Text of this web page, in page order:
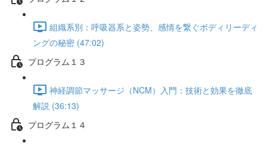
組織系別：呼吸器系と姿勢、感情を繋ぐボディリーディ
ングの秘密 (47:02)
プログラム１３
神経調節マッサージ（NCM）入門：技術と効果を徹底
解説 (36:13)
プログラム１４